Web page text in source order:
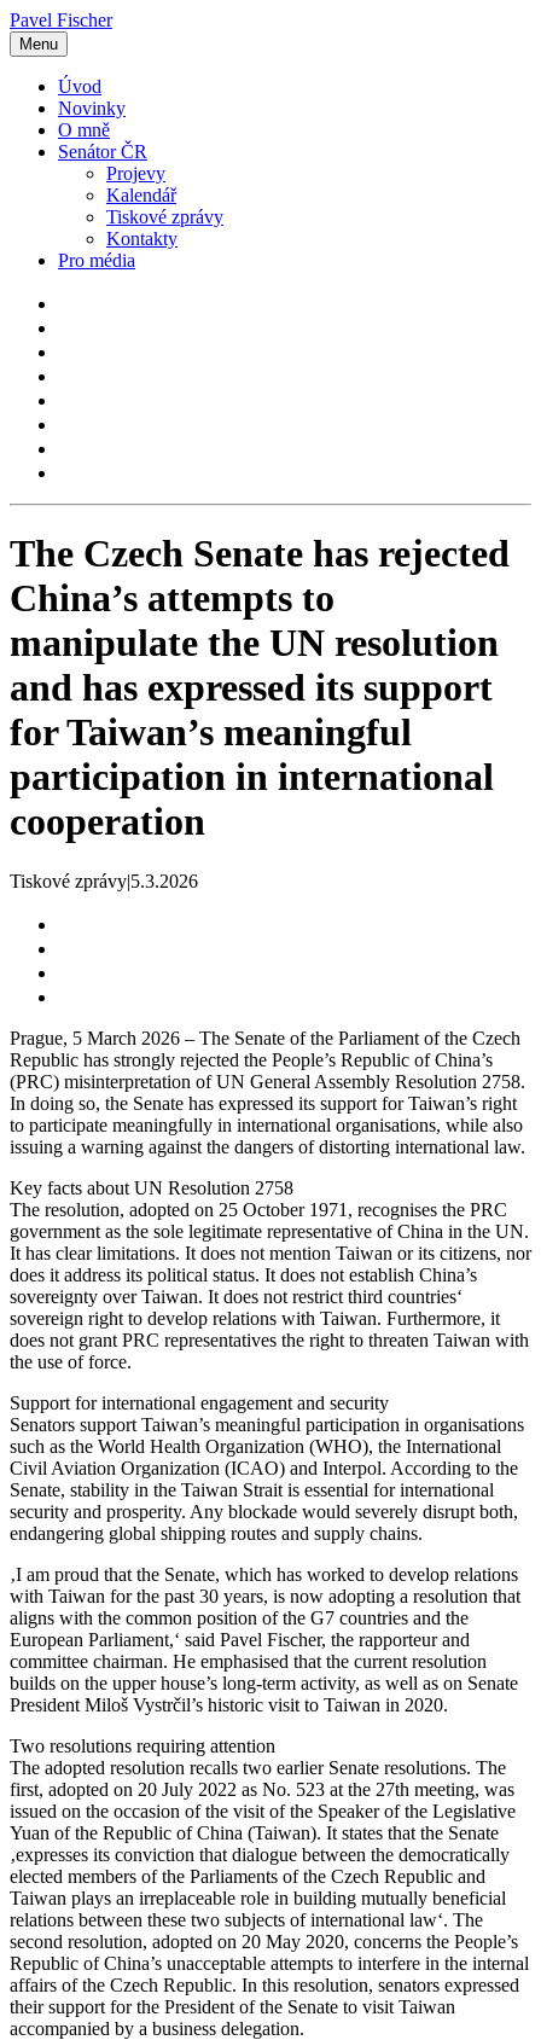
Pavel Fischer
Menu
Úvod
Novinky
O mně
Senátor ČR
Projevy
Kalendář
Tiskové zprávy
Kontakty
Pro média
The Czech Senate has rejected
China’s attempts to
manipulate the UN resolution
and has expressed its support
for Taiwan’s meaningful
participation in international
cooperation
Tiskové zprávy|5.3.2026
Prague, 5 March 2026 – The Senate of the Parliament of the Czech
Republic has strongly rejected the People’s Republic of China’s
(PRC) misinterpretation of UN General Assembly Resolution 2758.
In doing so, the Senate has expressed its support for Taiwan’s right
to participate meaningfully in international organisations, while also
issuing a warning against the dangers of distorting international law.
Key facts about UN Resolution 2758
The resolution, adopted on 25 October 1971, recognises the PRC
government as the sole legitimate representative of China in the UN.
It has clear limitations. It does not mention Taiwan or its citizens, nor
does it address its political status. It does not establish China’s
sovereignty over Taiwan. It does not restrict third countries‘
sovereign right to develop relations with Taiwan. Furthermore, it
does not grant PRC representatives the right to threaten Taiwan with
the use of force.
Support for international engagement and security
Senators support Taiwan’s meaningful participation in organisations
such as the World Health Organization (WHO), the International
Civil Aviation Organization (ICAO) and Interpol. According to the
Senate, stability in the Taiwan Strait is essential for international
security and prosperity. Any blockade would severely disrupt both,
endangering global shipping routes and supply chains.
‚I am proud that the Senate, which has worked to develop relations
with Taiwan for the past 30 years, is now adopting a resolution that
aligns with the common position of the G7 countries and the
European Parliament,‘ said Pavel Fischer, the rapporteur and
committee chairman. He emphasised that the current resolution
builds on the upper house’s long-term activity, as well as on Senate
President Miloš Vystrčil’s historic visit to Taiwan in 2020.
Two resolutions requiring attention
The adopted resolution recalls two earlier Senate resolutions. The
first, adopted on 20 July 2022 as No. 523 at the 27th meeting, was
issued on the occasion of the visit of the Speaker of the Legislative
Yuan of the Republic of China (Taiwan). It states that the Senate
‚expresses its conviction that dialogue between the democratically
elected members of the Parliaments of the Czech Republic and
Taiwan plays an irreplaceable role in building mutually beneficial
relations between these two subjects of international law‘. The
second resolution, adopted on 20 May 2020, concerns the People’s
Republic of China’s unacceptable attempts to interfere in the internal
affairs of the Czech Republic. In this resolution, senators expressed
their support for the President of the Senate to visit Taiwan
accompanied by a business delegation.